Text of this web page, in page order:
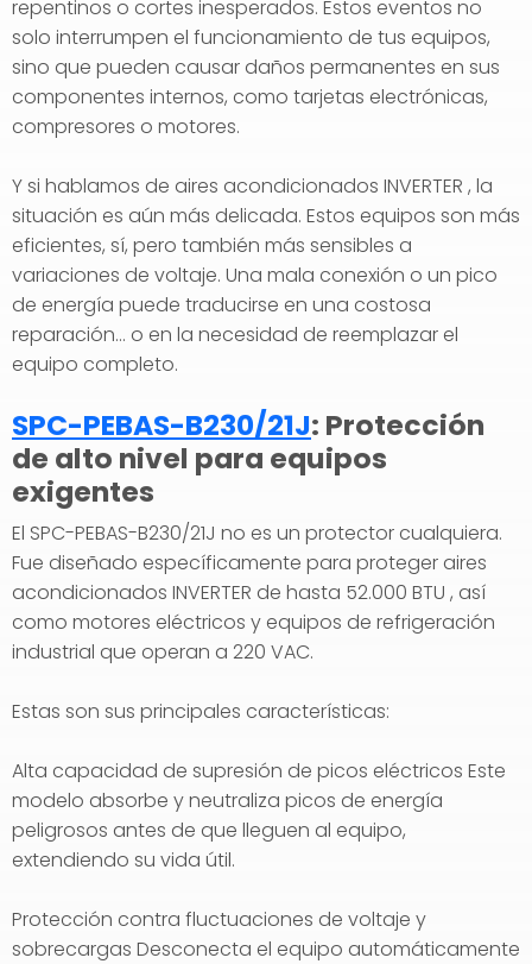
repentinos o cortes inesperados. Estos eventos no
solo interrumpen el funcionamiento de tus equipos,
sino que pueden causar daños permanentes en sus
componentes internos, como tarjetas electrónicas,
compresores o motores.
Y si hablamos de aires acondicionados INVERTER , la
situación es aún más delicada. Estos equipos son más
eficientes, sí, pero también más sensibles a
variaciones de voltaje. Una mala conexión o un pico
de energía puede traducirse en una costosa
reparación... o en la necesidad de reemplazar el
equipo completo.
SPC-PEBAS-B230/21J: Protección
de alto nivel para equipos
exigentes
El SPC-PEBAS-B230/21J no es un protector cualquiera.
Fue diseñado específicamente para proteger aires
acondicionados INVERTER de hasta 52.000 BTU , así
como motores eléctricos y equipos de refrigeración
industrial que operan a 220 VAC.
Estas son sus principales características:
Alta capacidad de supresión de picos eléctricos Este
modelo absorbe y neutraliza picos de energía
peligrosos antes de que lleguen al equipo,
extendiendo su vida útil.
Protección contra fluctuaciones de voltaje y
sobrecargas Desconecta el equipo automáticamente